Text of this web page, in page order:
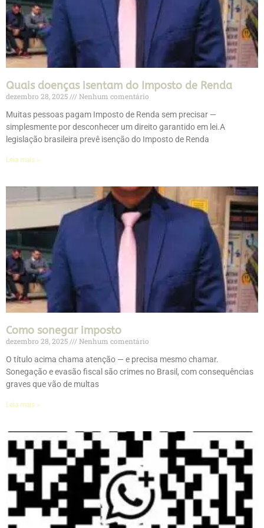
Quais doenças isentam do Imposto de Renda
dezembro 28, 2025
Nenhum comentário
Muitas pessoas pagam Imposto de Renda sem precisar —
simplesmente por desconhecer um direito garantido em lei.A
legislação brasileira prevê isenção do Imposto de Renda
Leia mais »
Como sonegar imposto
dezembro 28, 2025
Nenhum comentário
O título acima chama atenção — e precisa mesmo chamar.
Sonegação e evasão fiscal são crimes no Brasil, com consequências
graves que vão de multas
Leia mais »